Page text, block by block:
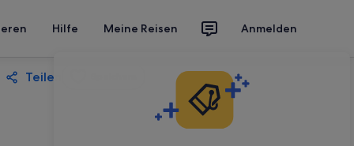
Hilfe Meine Reisen Anmelden
Teilen